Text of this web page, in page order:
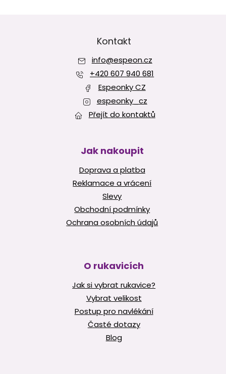
Kontakt
info@espeon.cz
+420 607 940 681
Espeonky CZ
espeonky_cz
Přejít do kontaktů
Jak nakoupit
Doprava a platba
Reklamace a vrácení
Slevy
Obchodní podmínky
Ochrana osobních údajů
O rukavicích
Jak si vybrat rukavice?
Vybrat velikost
Postup pro navlékání
Časté dotazy
Blog